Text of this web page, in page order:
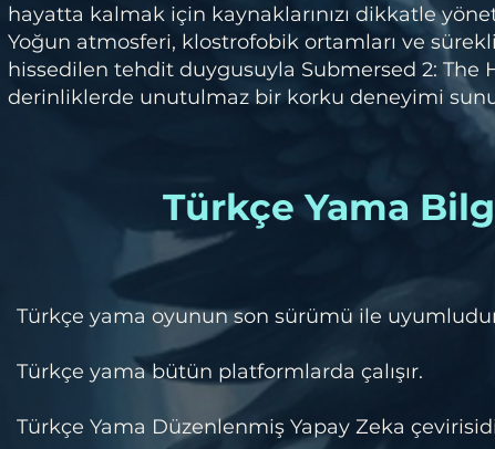
hayatta kalmak için kaynaklarınızı dikkatle
Yoğun atmosferi, klostrofobik ortamları ve sürekli
hissedilen tehdit duygusuyla Submersed 2: The
derinliklerde unutulmaz bir korku deneyimi
Türkçe Yama
​Türkçe yama oyunun son sürümü ile
Türkçe yama bütün platformlarda çalışır.
Türkçe Yama Düzenlenmiş Yapay Zeka